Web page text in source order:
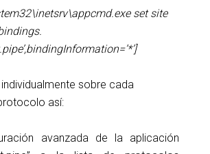
set site
individualmente sobre cada
así:
avanzada de la aplicación